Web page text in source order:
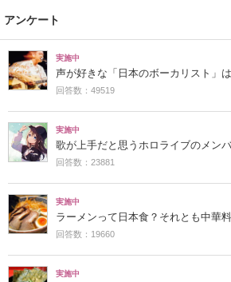
アンケート
実施中
声が好きな「日本のボーカリスト」
回答数：49519
実施中
歌が上手だと思うホロライブのメン
回答数：23881
実施中
ラーメンって日本食？それとも中華
回答数：19660
実施中